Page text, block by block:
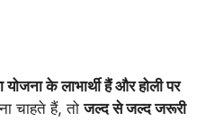
के लाभार्थी हैं और होली पर
चाहते हैं, तोजल्द से जल्द जरूरी